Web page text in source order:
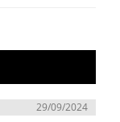
29/09/2024